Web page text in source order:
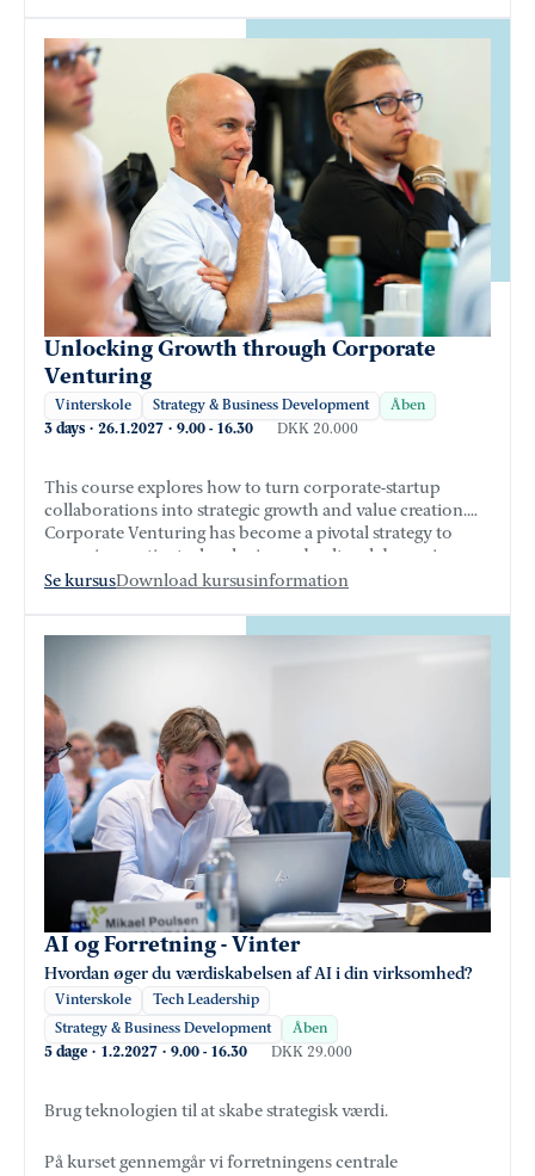
Unlocking Growth through Corporate
Venturing
Vinterskole Strategy & Business Development Åben
3 days · 26.1.2027 · 9.00 - 16.30 DKK 20.000
This course explores how to turn corporate-startup
collaborations into strategic growth and value creation.
Corporate Venturing has become a pivotal strategy to
access innovative technologies and cultural dynamism
that startups typify.
Se kursusDownload kursusinformation
AI og Forretning - Vinter
Hvordan øger du værdiskabelsen af AI i din virksomhed?
Vinterskole
Tech Leadership
Strategy & Business Development
Åben
5 dage · 1.2.2027 · 9.00 - 16.30 DKK 29.000
Brug teknologien til at skabe strategisk værdi.
På kurset gennemgår vi forretningens centrale